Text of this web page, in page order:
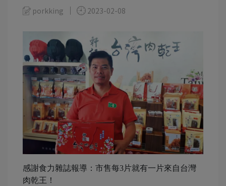
porkking 2023-02-08
感謝食力雜誌報導：市售每3片就有一片來自台灣
肉乾王！